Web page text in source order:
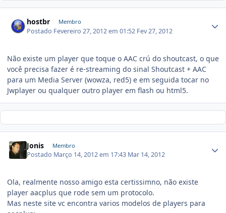
hostbr Membro
Postado Fevereiro 27, 2012 em 01:52 Fev 27, 2012
Não existe um player que toque o AAC crú do shoutcast, o que
você precisa fazer é re-streaming do sinal Shoutcast + AAC
para um Media Server (wowza, red5) e em seguida tocar no
Jwplayer ou qualquer outro player em flash ou html5.
Jonis Membro
Postado Março 14, 2012 em 17:43 Mar 14, 2012
Ola, realmente nosso amigo esta certissimno, não existe
player aacplus que rode sem um protocolo.
Mas neste site vc encontra varios modelos de players para